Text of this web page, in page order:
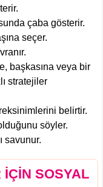
çaba gösterir.
seçer.
başkasına veya bir
stratejiler
belirtir.
söyler.
savunur.
SOSYAL